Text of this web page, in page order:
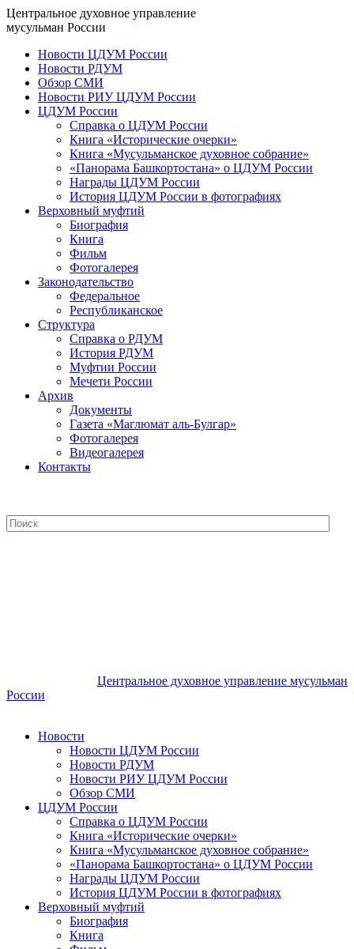
Центральное духовное управление
мусульман России
Новости ЦДУМ России
Новости РДУМ
Обзор СМИ
Новости РИУ ЦДУМ России
ЦДУМ России
Справка о ЦДУМ России
Книга «Исторические очерки»
Книга «Мусульманское духовное собрание»
«Панорама Башкортостана» о ЦДУМ России
Награды ЦДУМ России
История ЦДУМ России в фотографиях
Верховный муфтий
Биография
Книга
Фильм
Фотогалерея
Законодательство
Федеральное
Республиканское
Структура
Справка о РДУМ
История РДУМ
Муфтии России
Мечети России
Архив
Документы
Газета «Маглюмат аль-Булгар»
Фотогалерея
Видеогалерея
Контакты
Центральное духовное управление мусульман
России
Новости
Новости ЦДУМ России
Новости РДУМ
Новости РИУ ЦДУМ России
Обзор СМИ
ЦДУМ России
Справка о ЦДУМ России
Книга «Исторические очерки»
Книга «Мусульманское духовное собрание»
«Панорама Башкортостана» о ЦДУМ России
Награды ЦДУМ России
История ЦДУМ России в фотографиях
Верховный муфтий
Биография
Книга